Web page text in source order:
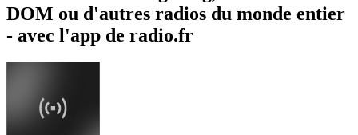
DOM ou d'autres radios du monde entier
- avec l'app de radio.fr